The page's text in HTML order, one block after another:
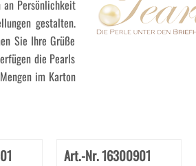
an Persönlichkeit
gestalten.
Sie Ihre Grüße
die Pearls
im Karton
Art.-Nr. 16300901